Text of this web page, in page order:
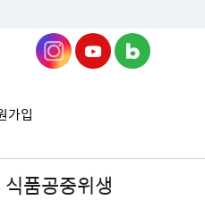
가입
식품공중위생